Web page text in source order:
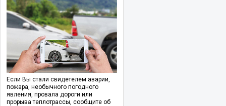
Если Вы стали свидетелем аварии,
пожара, необычного погодного
явления, провала дороги или
прорыва теплотрассы, сообщите об